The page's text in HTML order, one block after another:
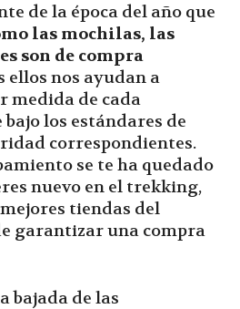
de la época del año que
las mochilas, las
son de compra
ellos nos ayudan a
medida de cada
los estándares de
correspondientes.
se te ha quedado
nuevo en el trekking,
tiendas del
garantizar una compra
bajada de las